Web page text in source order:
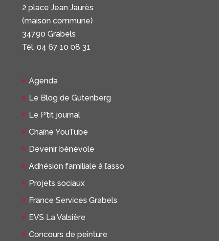
2 place Jean Jaurès
(maison commune)
34790 Grabels
Tél. 04 67 10 08 31
Agenda
Le Blog de Gutenberg
Le P’tit journal
Chaîne YouTube
Devenir bénévole
Adhésion familiale à l’asso
Projets sociaux
France Services Grabels
EVS La Valsière
Concours de peinture